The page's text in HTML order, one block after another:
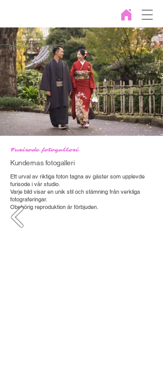
Furisode fotogalleri
Kundernas fotogalleri
Ett urval av riktiga foton tagna av gäster som upplevde
furisode i vår studio.
Varje bild visar en unik stil och stämning från verkliga
fotograferingar.
Obehörig reproduktion är förbjuden.